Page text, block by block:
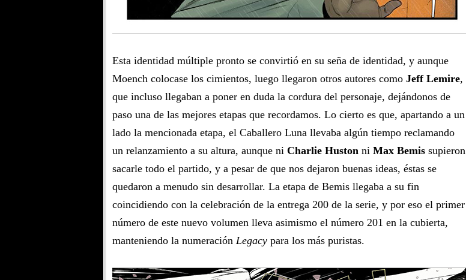
Esta identidad múltiple pronto se convirtió en su seña de identidad, y aunque
Moench colocase los cimientos, luego llegaron otros autores como Jeff Lemire,
que incluso llegaban a poner en duda la cordura del personaje, dejándonos de
paso una de las mejores etapas que recordamos. Lo cierto es que, apartando a un
lado la mencionada etapa, el Caballero Luna llevaba algún tiempo reclamando
un relanzamiento a su altura, aunque ni Charlie Huston ni Max Bemis supieron
sacarle todo el partido, y a pesar de que nos dejaron buenas ideas, éstas se
quedaron a menudo sin desarrollar. La etapa de Bemis llegaba a su fin
coincidiendo con la celebración de la entrega 200 de la serie, y por eso el primer
número de este nuevo volumen lleva asimismo el número 201 en la cubierta,
manteniendo la numeración Legacy para los más puristas.